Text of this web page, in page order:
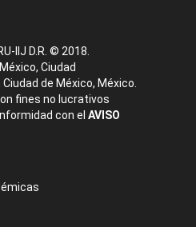
IIJ D.R. © 2018.
Ciudad
de México, México.
fines no lucrativos
con el AVISO